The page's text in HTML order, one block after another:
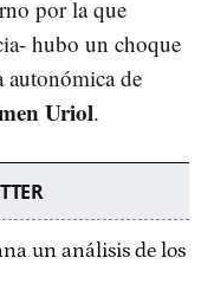
por la que
hubo un choque
autonómica de
Uriol.
un análisis de los